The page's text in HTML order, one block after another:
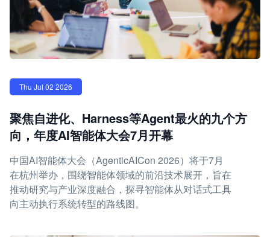
Thu Jul 02 2026
聚焦自进化、Harness等Agent最火的九个方
向，年度AI智能体大会7月开幕
中国AI智能体大会（AgenticAICon 2026）将于7月
在杭州举办，围绕智能体领域的前沿技术展开，旨在
推动研究与产业深度融合，探寻智能体从对话式工具
向主动执行系统转型的路线图。